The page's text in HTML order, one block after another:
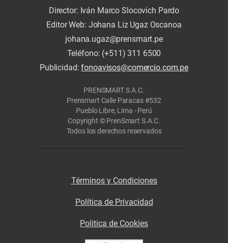
Director: Iván Marco Slocovich Pardo
Editor Web: Johana Liz Ugaz Oscanoa
johana.ugaz@prensmart.pe
Teléfono: (+511) 311 6500
Publicidad:fonoavisos@comercio.com.pe
PRENSMART S.A.C.
Prensmart Calle Paracas #532
Pueblo Libre, Lima - Perú
Copyright © PrenSmart S.A.C.
Todos los derechos reservados
Términos y Condiciones
Política de Privacidad
Politica de Cookies